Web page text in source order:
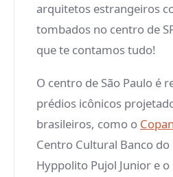
arquitetos estrangeiros
tombados no centro de
que te contamos tudo!
O centro de São Paulo é
prédios icônicos
brasileiros, como o
Centro Cultural Banco do
Hyppolito Pujol Junior e